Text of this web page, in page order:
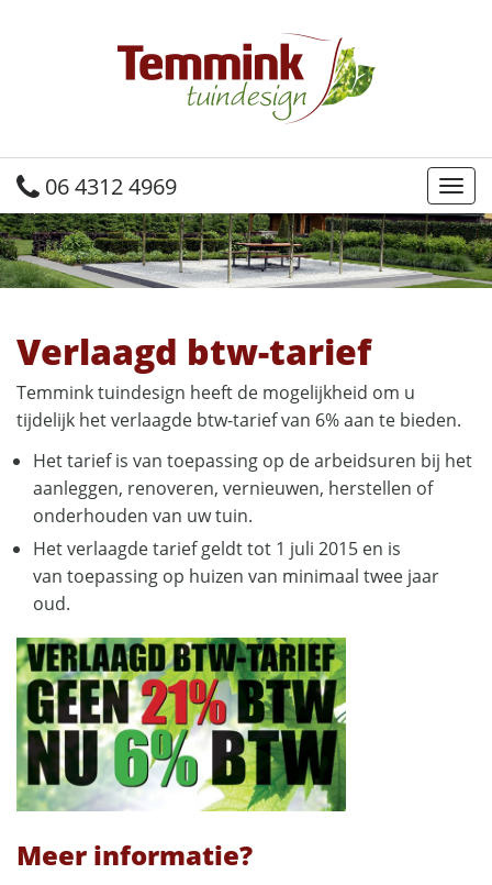
06 4312 4969
Verlaagd btw-tarief
Temmink tuindesign heeft de mogelijkheid om u
tijdelijk het verlaagde btw-tarief van 6% aan te bieden.
Het tarief is van toepassing op de arbeidsuren bij het
aanleggen, renoveren, vernieuwen, herstellen of
onderhouden van uw tuin.
Het verlaagde tarief geldt tot 1 juli 2015 en is
van toepassing op huizen van minimaal twee jaar
oud.
Meer informatie?